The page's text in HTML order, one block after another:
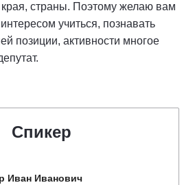
края, страны. Поэтому желаю вам
учиться, познавать
позиции, активности многое
Спикер
Иван Иванович